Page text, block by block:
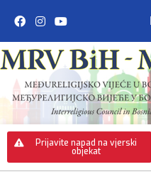
Prijavite napad na vjerski
objekat